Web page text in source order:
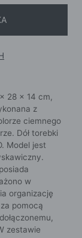
28 × 14 cm,
z
ciemnego
Dół torebki
Model jest
w
organizację
pomocą
zestawie